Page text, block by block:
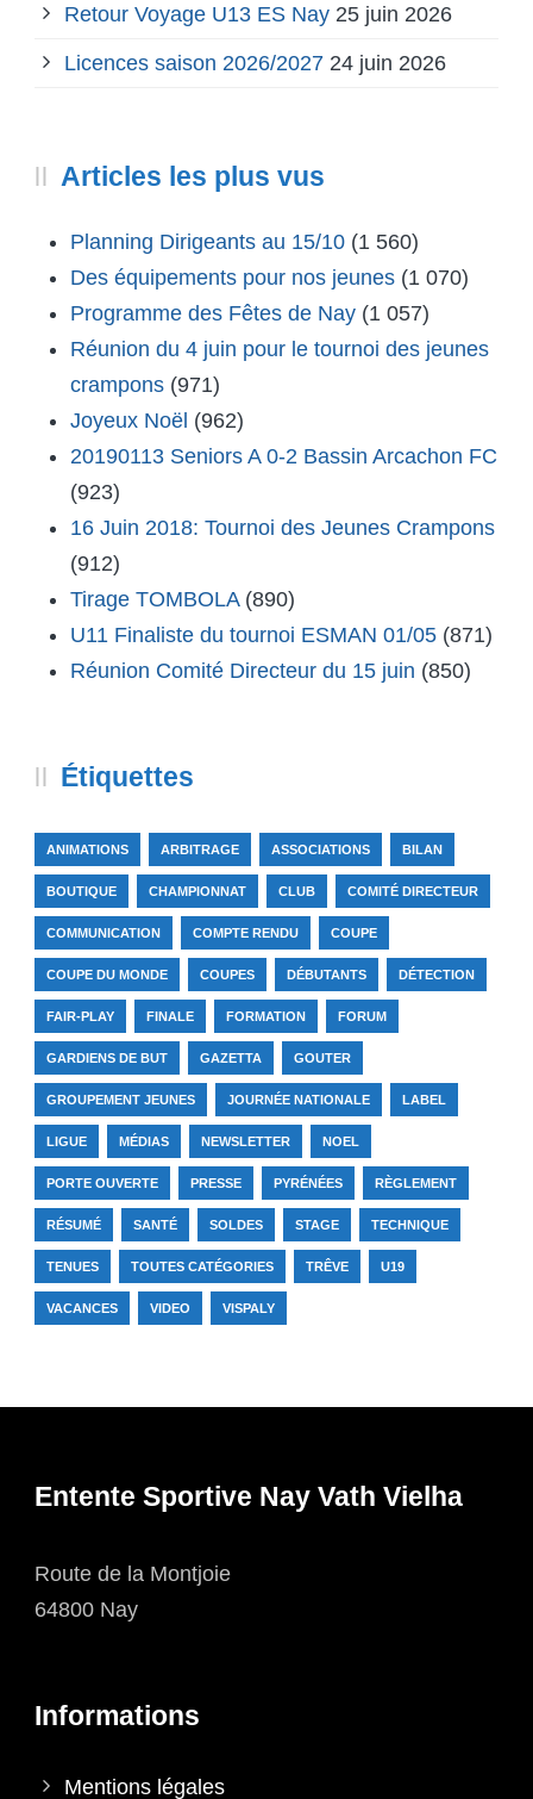
Retour Voyage U13 ES Nay 25 juin 2026
Licences saison 2026/2027 24 juin 2026
Articles les plus vus
Planning Dirigeants au 15/10 (1 560)
Des équipements pour nos jeunes (1 070)
Programme des Fêtes de Nay (1 057)
Réunion du 4 juin pour le tournoi des jeunes
crampons (971)
Joyeux Noël (962)
20190113 Seniors A 0-2 Bassin Arcachon FC
(923)
16 Juin 2018: Tournoi des Jeunes Crampons
(912)
Tirage TOMBOLA (890)
U11 Finaliste du tournoi ESMAN 01/05 (871)
Réunion Comité Directeur du 15 juin (850)
Étiquettes
ANIMATIONS ARBITRAGE ASSOCIATIONS BILAN
BOUTIQUE CHAMPIONNAT CLUB COMITÉ DIRECTEUR
COMMUNICATION COMPTE RENDU COUPE
COUPE DU MONDE COUPES DÉBUTANTS DÉTECTION
FAIR-PLAY FINALE FORMATION FORUM
GARDIENS DE BUT GAZETTA GOUTER
GROUPEMENT JEUNES JOURNÉE NATIONALE LABEL
LIGUE MÉDIAS NEWSLETTER NOEL
PORTE OUVERTE PRESSE PYRÉNÉES RÈGLEMENT
RÉSUMÉ SANTÉ SOLDES STAGE TECHNIQUE
TENUES TOUTES CATÉGORIES TRÊVE U19
VACANCES VIDEO VISPALY
Entente Sportive Nay Vath Vielha
Route de la Montjoie
64800 Nay
Informations
Mentions légales